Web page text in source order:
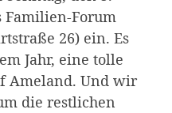
Familien-Forum
26) ein. Es
Jahr, eine tolle
Ameland. Und wir
die restlichen